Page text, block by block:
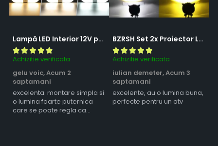
Lampă LED Interior 12V pentru Dubă, Camper și Rulotă - 180LED, 33 cm, 3 Temperaturii de Culoare, Intensitate Reglabilă, Iluminare Compartiment Marfă
Achizitie verificata
gelu voic,Acum 2
saptamani
excelenta. montare simpla si
o lumina foarte puternica
care se poate regla ca
BZRSH Set 2x Proiector LED Bufnita 50W Lupa 2 Faze Alb-Galben 12-24V Moto ATV
Achizitie verificata
iulian demeter,Acum 3
saptamani
excelente, au o lumina buna,
perfecte pentru un atv